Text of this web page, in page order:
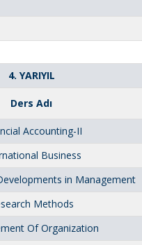
4. YARIYIL
Ders Adı
Accounting-II
Business
in Management
Methods
Of Organization